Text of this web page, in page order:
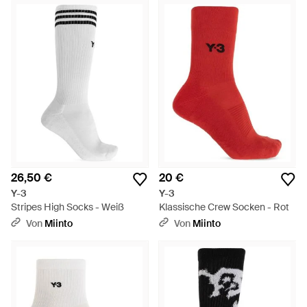
26,50 €
Y-3
Stripes High Socks - Weiß
Von Miinto
20 €
Y-3
Klassische Crew Socken - Rot
Von Miinto